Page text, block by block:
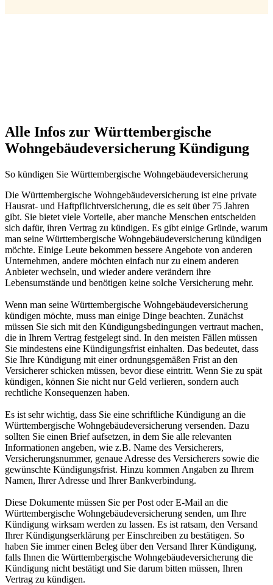
Alle Infos zur Württembergische
Wohngebäudeversicherung Kündigung
So kündigen Sie Württembergische Wohngebäudeversicherung
Die Württembergische Wohngebäudeversicherung ist eine private
Hausrat- und Haftpflichtversicherung, die es seit über 75 Jahren
gibt. Sie bietet viele Vorteile, aber manche Menschen entscheiden
sich dafür, ihren Vertrag zu kündigen. Es gibt einige Gründe, warum
man seine Württembergische Wohngebäudeversicherung kündigen
möchte. Einige Leute bekommen bessere Angebote von anderen
Unternehmen, andere möchten einfach nur zu einem anderen
Anbieter wechseln, und wieder andere verändern ihre
Lebensumstände und benötigen keine solche Versicherung mehr.
Wenn man seine Württembergische Wohngebäudeversicherung
kündigen möchte, muss man einige Dinge beachten. Zunächst
müssen Sie sich mit den Kündigungsbedingungen vertraut machen,
die in Ihrem Vertrag festgelegt sind. In den meisten Fällen müssen
Sie mindestens eine Kündigungsfrist einhalten. Das bedeutet, dass
Sie Ihre Kündigung mit einer ordnungsgemäßen Frist an den
Versicherer schicken müssen, bevor diese eintritt. Wenn Sie zu spät
kündigen, können Sie nicht nur Geld verlieren, sondern auch
rechtliche Konsequenzen haben.
Es ist sehr wichtig, dass Sie eine schriftliche Kündigung an die
Württembergische Wohngebäudeversicherung versenden. Dazu
sollten Sie einen Brief aufsetzen, in dem Sie alle relevanten
Informationen angeben, wie z.B. Name des Versicherers,
Versicherungsnummer, genaue Adresse des Versicherers sowie die
gewünschte Kündigungsfrist. Hinzu kommen Angaben zu Ihrem
Namen, Ihrer Adresse und Ihrer Bankverbindung.
Diese Dokumente müssen Sie per Post oder E-Mail an die
Württembergische Wohngebäudeversicherung senden, um Ihre
Kündigung wirksam werden zu lassen. Es ist ratsam, den Versand
Ihrer Kündigungserklärung per Einschreiben zu bestätigen. So
haben Sie immer einen Beleg über den Versand Ihrer Kündigung,
falls Ihnen die Württembergische Wohngebäudeversicherung die
Kündigung nicht bestätigt und Sie darum bitten müssen, Ihren
Vertrag zu kündigen.